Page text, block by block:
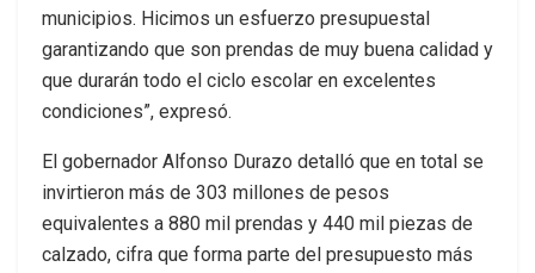
municipios. Hicimos un esfuerzo presupuestal
garantizando que son prendas de muy buena calidad y
que durarán todo el ciclo escolar en excelentes
condiciones”, expresó.
El gobernador Alfonso Durazo detalló que en total se
invirtieron más de 303 millones de pesos
equivalentes a 880 mil prendas y 440 mil piezas de
calzado, cifra que forma parte del presupuesto más